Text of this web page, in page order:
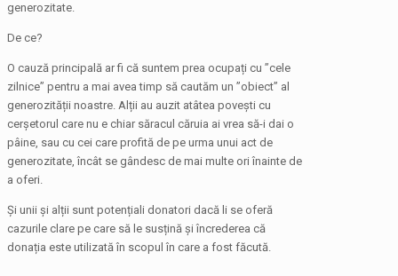
generozitate.
De ce?
O cauză principală ar fi că suntem prea ocupați cu ”cele
zilnice” pentru a mai avea timp să cautăm un ”obiect” al
generozității noastre. Alții au auzit atâtea povești cu
cerșetorul care nu e chiar săracul căruia ai vrea să-i dai o
pâine, sau cu cei care profită de pe urma unui act de
generozitate, încât se gândesc de mai multe ori înainte de
a oferi.
Și unii și alții sunt potențiali donatori dacă li se oferă
cazurile clare pe care să le susțină și încrederea că
donația este utilizată în scopul în care a fost făcută.